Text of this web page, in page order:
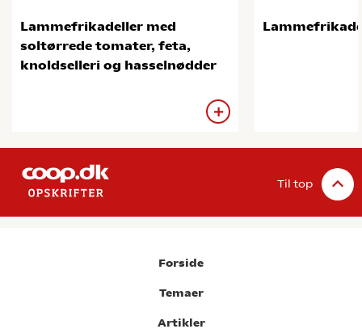
Lammefrikadeller med
soltørrede tomater, feta,
knoldselleri og hasselnødder
Til top
Forside
Temaer
Artikler